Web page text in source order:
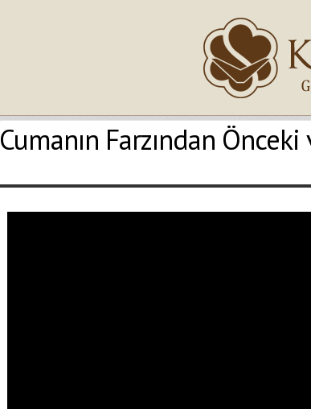
Cumanın Farzından